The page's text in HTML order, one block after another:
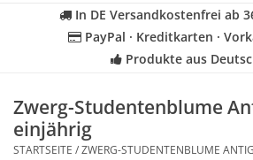
Kräuter
BIO
In DE Versandkostenfrei ab
PayPal · Kreditkarten ·
Produkte aus
Zwerg-Studentenblume
einjährig
STARTSEITE /ZWERG-STUDENTENBLUME